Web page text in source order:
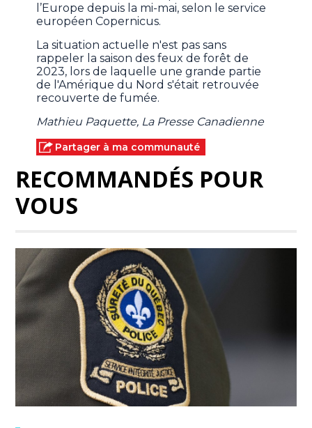
l’Europe depuis la mi-mai, selon le service
européen Copernicus.
La situation actuelle n'est pas sans
rappeler la saison des feux de forêt de
2023, lors de laquelle une grande partie
de l'Amérique du Nord s'était retrouvée
recouverte de fumée.
Mathieu Paquette, La Presse Canadienne
Partager à ma communauté
RECOMMANDÉS POUR
VOUS